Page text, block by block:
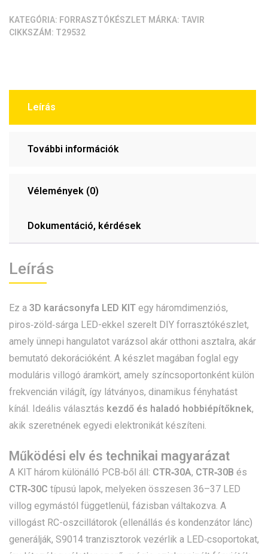
KATEGÓRIA: FORRASZTÓKÉSZLET MÁRKA: TAVIR
CIKKSZÁM: T29532
Leírás
További információk
Vélemények (0)
Dokumentáció, kérdések
Leírás
Ez a 3D karácsonyfa LED KIT egy háromdimenziós,
piros‑zöld‑sárga LED-ekkel szerelt DIY forrasztókészlet,
amely ünnepi hangulatot varázsol akár otthoni asztalra, akár
bemutató dekorációként. A készlet magában foglal egy
moduláris villogó áramkört, amely színcsoportonként külön
frekvencián világít, így látványos, dinamikus fényhatást
kínál. Ideális választás kezdő és haladó hobbiépítőknek,
akik szeretnének egyedi elektronikát készíteni.
Működési elv és technikai magyarázat
A KIT három különálló PCB‑ből áll: CTR‑30A, CTR‑30B és
CTR‑30C típusú lapok, melyeken összesen 36–37 LED
villog egymástól függetlenül, fázisban váltakozva. A
villogást RC-­oszcillátorok (ellenállás és kondenzátor lánc)
generálják, S9014 tranzisztorok vezérlik a LED‑csoportokat,